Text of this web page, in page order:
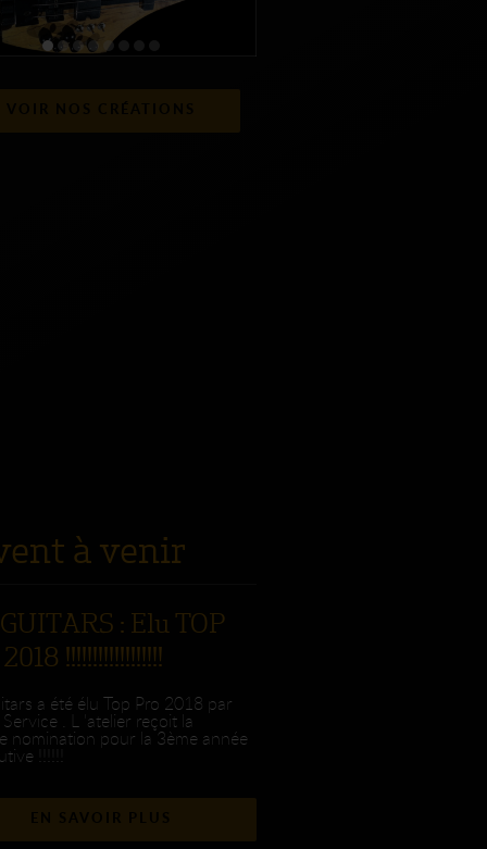
à venir
: Elu TOP
!!!!!!!!!!!!!!!!!!
a été élu Top Pro 2018 par
. L 'atelier reçoit la
nomination pour la 3ème année
!!!!!!